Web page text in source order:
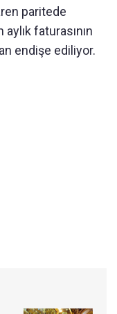
paritede
faturasının
endişe ediliyor.